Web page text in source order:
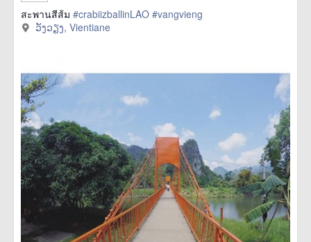
สะพานสีส้ม #crabiizballinLAO #vangvieng
ວັງວຽງ, Vientiane